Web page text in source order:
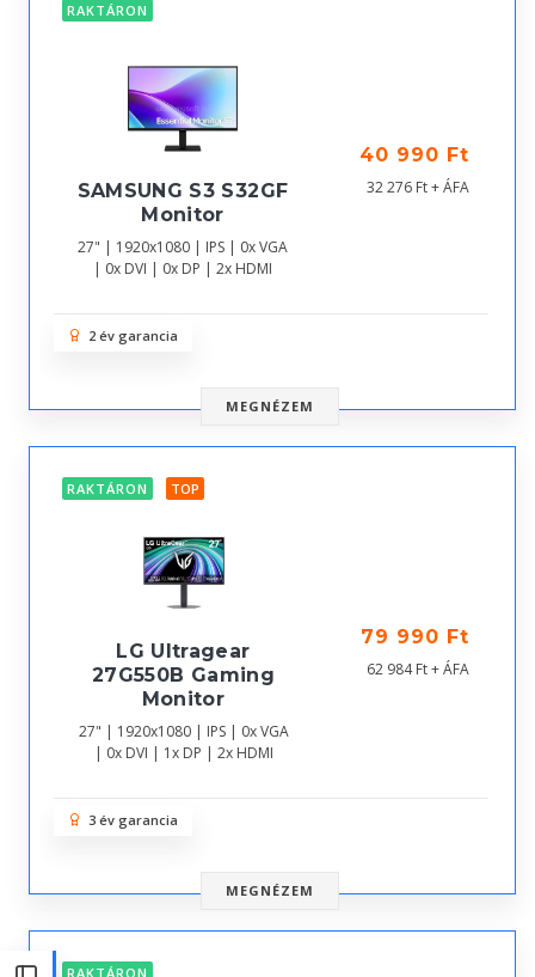
RAKTÁRON
SAMSUNG S3 S32GF
Monitor
27" | 1920x1080 | IPS | 0x VGA
| 0x DVI | 0x DP | 2x HDMI
40 990 Ft
32 276 Ft + ÁFA
2 év garancia
MEGNÉZEM
RAKTÁRON TOP
LG Ultragear
27G550B Gaming
Monitor
27" | 1920x1080 | IPS | 0x VGA
| 0x DVI | 1x DP | 2x HDMI
79 990 Ft
62 984 Ft + ÁFA
3 év garancia
MEGNÉZEM
RAKTÁRON